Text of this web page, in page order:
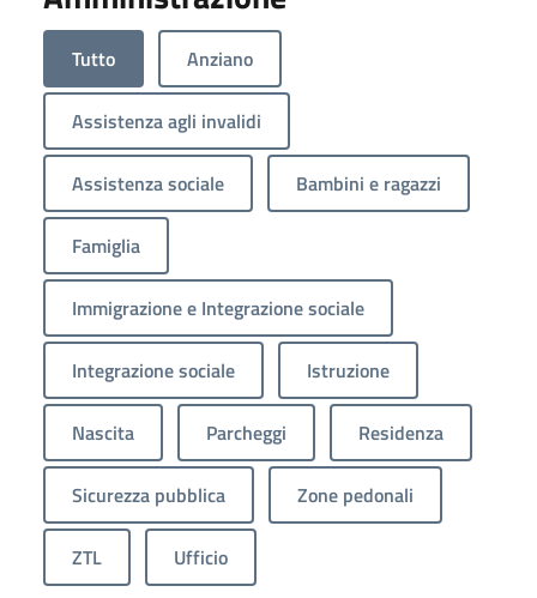
Tutto Anziano
Assistenza agli invalidi
Assistenza sociale Bambini e ragazzi
Famiglia
Immigrazione e Integrazione sociale
Integrazione sociale Istruzione
Nascita Parcheggi Residenza
Sicurezza pubblica Zone pedonali
ZTL Ufficio